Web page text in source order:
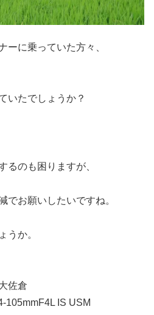
ーに乗っていた方々、
いたでしょうか？
るのも困りますが、
でお願いしたいですね。
うか。
佐倉
IS USM